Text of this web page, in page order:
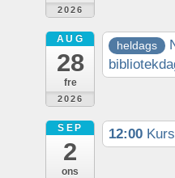
2026
AUG
28
fre
2026
heldags
SEP
2
ons
12:00